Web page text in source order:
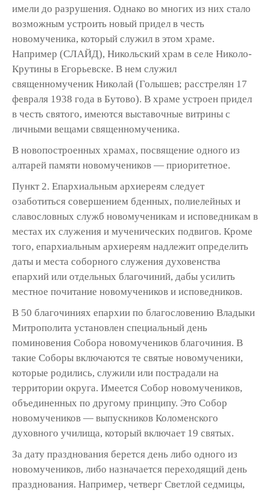
имели до разрушения. Однако во многих из них стало
возможным устроить новый придел в честь
новомученика, который служил в этом храме.
Например (СЛАЙД), Никольский храм в селе Николо-
Крутины в Егорьевске. В нем служил
священномученик Николай (Голышев; расстрелян 17
февраля 1938 года в Бутово). В храме устроен придел
в честь святого, имеются выставочные витрины с
личными вещами священномученика.
В новопостроенных храмах, посвящение одного из
алтарей памяти новомучеников — приоритетное.
Пункт 2. Епархиальным архиереям следует
озаботиться совершением бденных, полиелейных и
славословных служб новомученикам и исповедникам в
местах их служения и мученических подвигов. Кроме
того, епархиальным архиереям надлежит определить
даты и места соборного служения духовенства
епархий или отдельных благочиний, дабы усилить
местное почитание новомучеников и исповедников.
В 50 благочиниях епархии по благословению Владыки
Митрополита установлен специальный день
поминовения Собора новомучеников благочиния. В
такие Соборы включаются те святые новомученики,
которые родились, служили или пострадали на
территории округа. Имеется Собор новомучеников,
объединенных по другому принципу. Это Собор
новомучеников — выпускников Коломенского
духовного училища, который включает 19 святых.
За дату празднования берется день либо одного из
новомучеников, либо назначается переходящий день
празднования. Например, четверг Светлой седмицы,